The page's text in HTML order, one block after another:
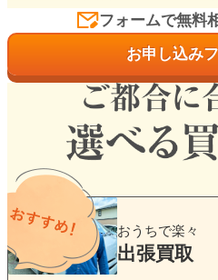
フォームで無料
お申し込み
おうちで楽々
出張買取
グ
ー
プ